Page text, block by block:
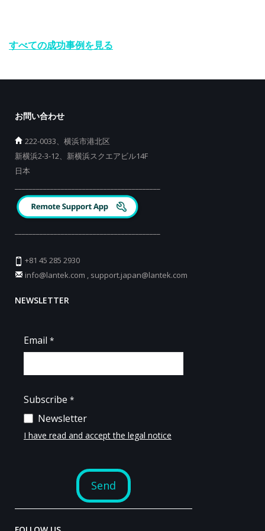
すべての成功事例を見る
お問い合わせ
222-0033、横浜市港北区
新横浜2-3-12、新横浜スクエアビル14F
日本
+81 45 285 2930
info@lantek.com , support.japan@lantek.com
NEWSLETTER